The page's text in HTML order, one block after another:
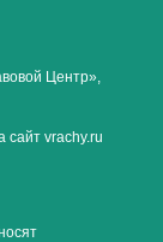
Центр»,
сайт vrachy.ru